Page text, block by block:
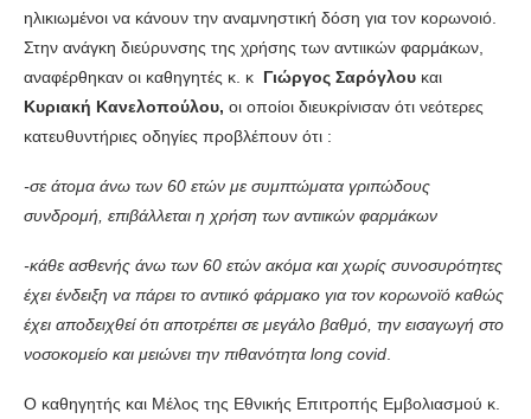
ηλικιωμένοι να κάνουν την αναμνηστική δόση για τον κορωνοιό.
Στην ανάγκη διεύρυνσης της χρήσης των αντιικών φαρμάκων,
αναφέρθηκαν οι καθηγητές κ. κ Γιώργος Σαρόγλου και
Κυριακή Κανελοπούλου, οι οποίοι διευκρίνισαν ότι νεότερες
κατευθυντήριες οδηγίες προβλέπουν ότι :
-σε άτομα άνω των 60 ετών με συμπτώματα γριπώδους
συνδρομή, επιβάλλεται η χρήση των αντιικών φαρμάκων
-κάθε ασθενής άνω των 60 ετών ακόμα και χωρίς συνοσυρότητες
έχει ένδειξη να πάρει το αντιικό φάρμακο για τον κορωνοϊό καθώς
έχει αποδειχθεί ότι αποτρέπει σε μεγάλο βαθμό, την εισαγωγή στο
νοσοκομείο και μειώνει την πιθανότητα long covid.
Ο καθηγητής και Μέλος της Εθνικής Επιτροπής Εμβολιασμού κ.